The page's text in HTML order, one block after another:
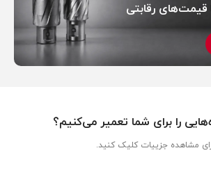
قیمت‌های رقابتی
را برای شما تعمیر می‌کنیم؟
مشاهده جزییات کلیک کنید.